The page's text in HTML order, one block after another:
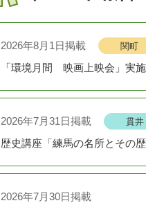
2026年8月2日掲載
紙芝居と音楽といっしょに楽
2026年8月1日掲載 関町
「環境月間 映画上映会」実
2026年7月31日掲載 貫井
歴史講座「練馬の名所とその
2026年7月30日掲載